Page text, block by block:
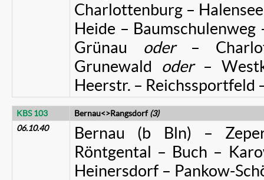
Charlottenburg –
Heide –
Grünau oder –
Grunewald oder –
Heerstr. – Reichssportfeld
KBS 103 Bernau<>Rangsdorf(3)
06.10.40
Bernau (b Bln) –
Röntgental – Buch –
Heinersdorf – Pankow-